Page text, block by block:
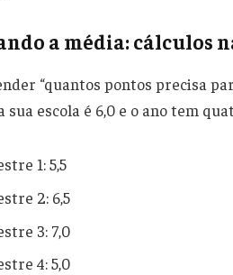
a média: cálculos
“quantos pontos precisa
sua escola é 6,0 e o ano tem
1: 5,5
2: 6,5
3: 7,0
4: 5,0